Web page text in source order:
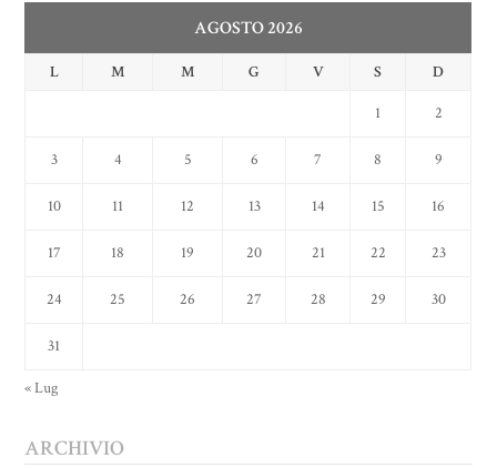
AGOSTO 2026
L M M G V S D
1 2
3 4 5 6 7 8 9
10 11 12 13 14 15 16
17 18 19 20 21 22 23
24 25 26 27 28 29 30
31
« Lug
ARCHIVIO